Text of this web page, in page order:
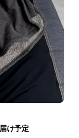
け予定